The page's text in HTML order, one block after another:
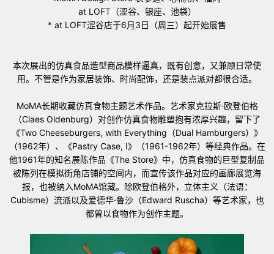
at LOFT（涩谷、银座、池袋）
* at LOFT涩谷店于6月3日（周三）起开始展售
本次展出的仿真食品造型商品模样逼真，既有创意，又兼顾日常使
用。不管是作为家居装饰、时尚配饰，还是装点派对都很合适。
MoMA长期收藏仿真食物主题艺术作品。艺术家克拉斯·欧登伯格
（Claes Oldenburg）对创作仿真食物雕塑抱有浓厚兴趣，留下了
《Two Cheeseburgers, with Everything（Dual Hamburgers）》
（1962年）、《Pastry Case, I》（1961-1962年）等经典作品。在
他1961年的知名展陈作品《The Store》中，仿真食物的巨型复制品
被陈列在模拟街角店铺的空间内，而宣传该作品对应的画廊展览海
报，也被纳入MoMA馆藏。除欧登伯格外，立体主义（法语：
Cubisme）流派以及爱德华·鲁沙（Edward Ruscha）等艺术家，也
都曾以食物作为创作主题。